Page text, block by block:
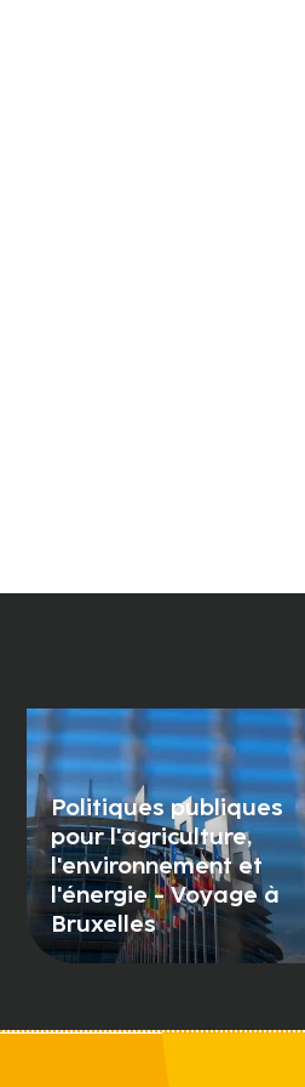
Politiques publiques
pour l'agriculture,
l'environnement et
l'énergie - Voyage à
Bruxelles